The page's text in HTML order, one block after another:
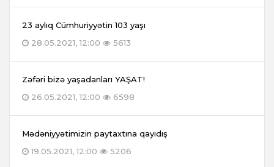
23 aylıq Cümhuriyyətin 103 yaşı
28.05.2021, 12:00
5613
Zəfəri bizə yaşadanları YAŞAT!
26.05.2021, 12:00
6598
Mədəniyyətimizin paytaxtına qayıdış
19.05.2021, 12:00
5206